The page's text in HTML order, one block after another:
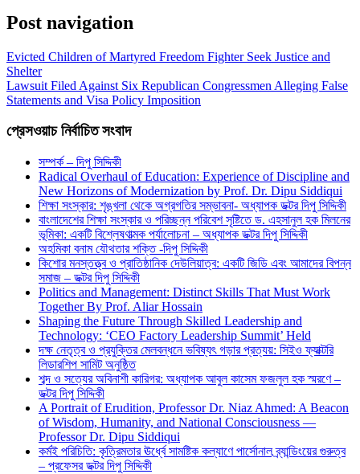
Post navigation
Evicted Children of Martyred Freedom Fighter Seek Justice and
Shelter
Lawsuit Filed Against Six Republican Congressmen Alleging False
Statements and Visa Policy Imposition
প্রেসওয়াচ নির্বাচিত সংবাদ
সম্পর্ক – দিপু সিদ্দিকী
Radical Overhaul of Education: Experience of Discipline and
New Horizons of Modernization by Prof. Dr. Dipu Siddiqui
শিক্ষা সংস্কার: শৃঙ্খলা থেকে অগ্রগতির সম্ভাবনা- অধ্যাপক ডক্টর দিপু সিদ্দিকী
বাংলাদেশের শিক্ষা সংস্কার ও পরিচ্ছন্ন পরিবেশ সৃষ্টিতে ড. এহসানুল হক মিলনের
ভূমিকা: একটি বিশ্লেষণাত্মক পর্যালোচনা – অধ্যাপক ডক্টর দিপু সিদ্দিকী
অহমিকা বনাম যৌথতার শক্তি -দিপু সিদ্দিকী
কিশোর মনস্তত্ত্ব ও প্রাতিষ্ঠানিক দেউলিয়াত্ব: একটি জিডি এবং আমাদের বিপন্ন
সমাজ – ডক্টর দিপু সিদ্দিকী
Politics and Management: Distinct Skills That Must Work
Together By Prof. Aliar Hossain
Shaping the Future Through Skilled Leadership and
Technology: ‘CEO Factory Leadership Summit’ Held
দক্ষ নেতৃত্ব ও প্রযুক্তির মেলবন্ধনে ভবিষ্যৎ গড়ার প্রত্যয়: সিইও ফ্যাক্টরি
লিডারশিপ সামিট অনুষ্ঠিত
শব্দ ও সত্যের অবিনাশী কারিগর: অধ্যাপক আবুল কাসেম ফজলুল হক স্মরণে –
ডক্টর দিপু সিদ্দিকী
A Portrait of Erudition, Professor Dr. Niaz Ahmed: A Beacon
of Wisdom, Humanity, and National Consciousness —
Professor Dr. Dipu Siddiqui
কর্মই পরিচিতি: কৃত্রিমতার ঊর্ধ্বে সামষ্টিক কল্যাণে পার্সোনাল ব্র্যান্ডিংয়ের গুরুত্ব
– প্রফেসর ডক্টর দিপু সিদ্দিকী